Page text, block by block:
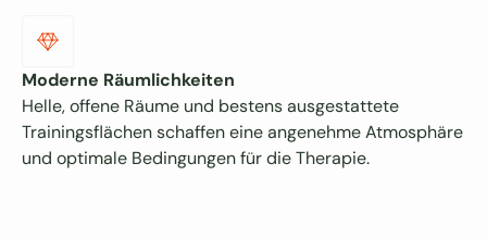
Moderne Räumlichkeiten
Helle, offene Räume und bestens ausgestattete
Trainingsflächen schaffen eine angenehme Atmosphäre
und optimale Bedingungen für die Therapie.